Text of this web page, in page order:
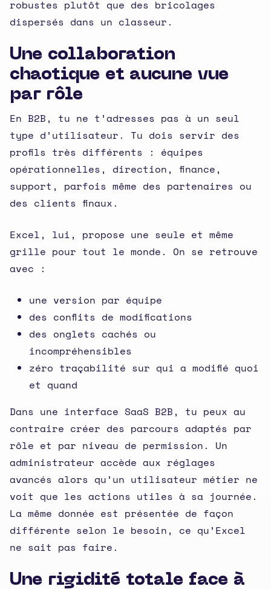
robustes plutôt que des bricolages
dispersés dans un classeur.
Une collaboration
chaotique et aucune vue
par rôle
En B2B, tu ne t’adresses pas à un seul
type d’utilisateur. Tu dois servir des
profils très différents : équipes
opérationnelles, direction, finance,
support, parfois même des partenaires ou
des clients finaux.
Excel, lui, propose une seule et même
grille pour tout le monde. On se retrouve
avec :
une version par équipe
des conflits de modifications
des onglets cachés ou
incompréhensibles
zéro traçabilité sur qui a modifié quoi
et quand
Dans une interface SaaS B2B, tu peux au
contraire créer des parcours adaptés par
rôle et par niveau de permission. Un
administrateur accède aux réglages
avancés alors qu’un utilisateur métier ne
voit que les actions utiles à sa journée.
La même donnée est présentée de façon
différente selon le besoin, ce qu’Excel
ne sait pas faire.
Une rigidité totale face à